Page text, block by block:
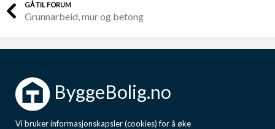
GÅ TIL FORUM
Grunnarbeid, mur og betong
ByggeBolig.no
Vi bruker informasjonskapsler (cookies) for å øke